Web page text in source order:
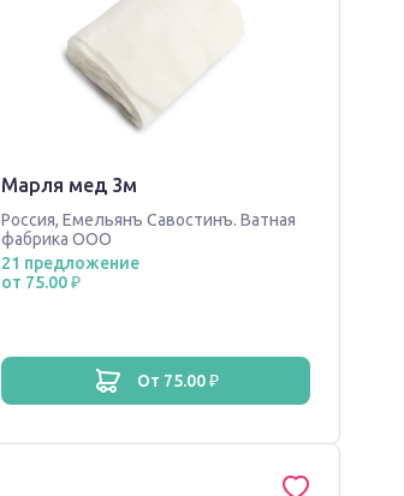
Марля мед 3м
Россия,Емельянъ Савостинъ. Ватная
фабрика ООО
21 предложение
от 75.00 ₽
от 75.00 ₽